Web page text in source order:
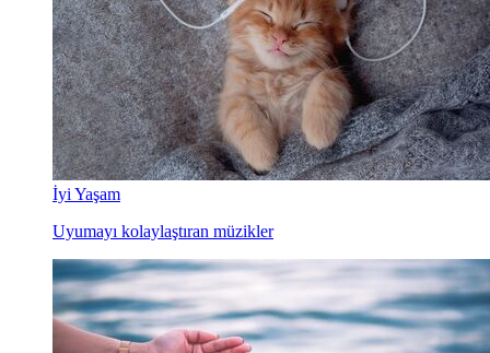
İyi Yaşam
Uyumayı kolaylaştıran müzikler